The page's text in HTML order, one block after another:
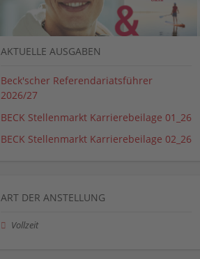
AKTUELLE AUSGABEN
Beck'scher Referendariatsführer
2026/27
BECK Stellenmarkt Karrierebeilage 01_26
BECK Stellenmarkt Karrierebeilage 02_26
ART DER ANSTELLUNG
Vollzeit